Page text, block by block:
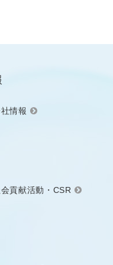
情報
貢献活動・CSR